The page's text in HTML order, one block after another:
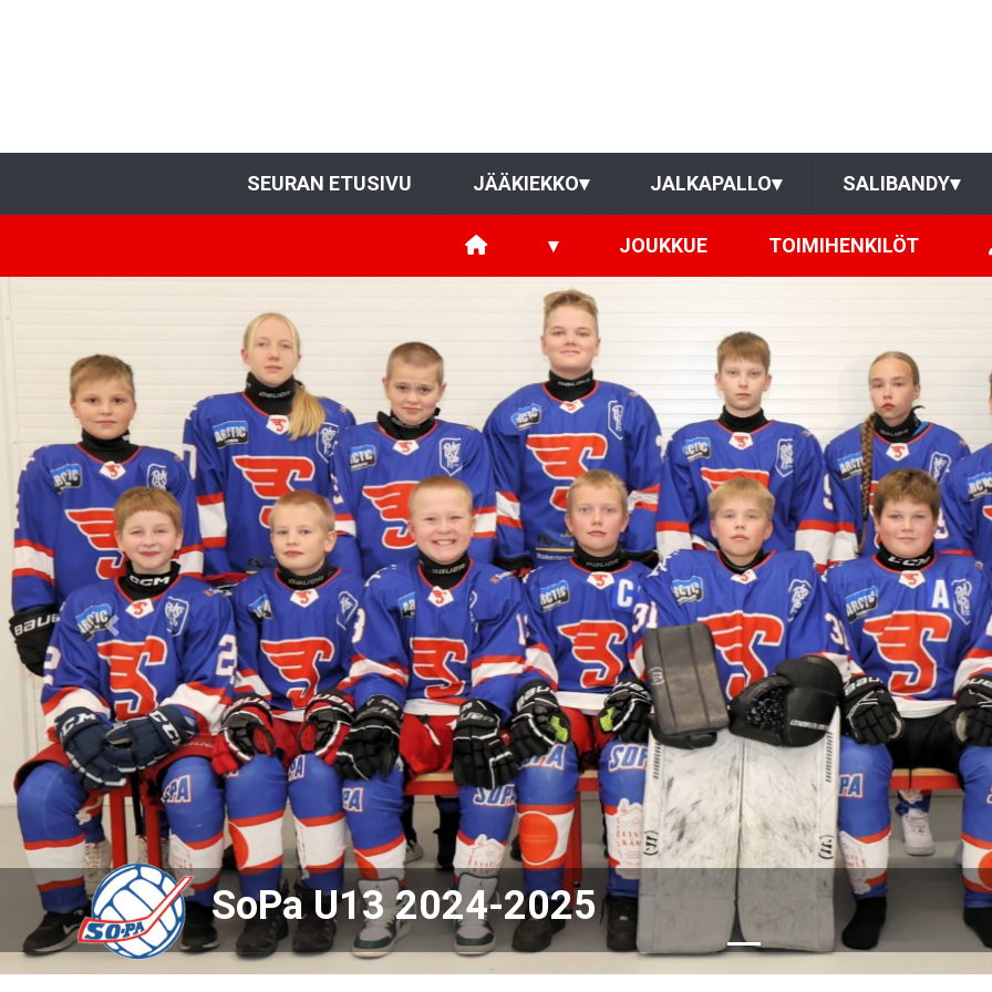
SEURAN ETUSIVU JÄÄKIEKKO▾ JALKAPALLO▾ SALIBANDY▾
▾ JOUKKUE TOIMIHENKILÖT
SoPa U13 2024-2025
Previous